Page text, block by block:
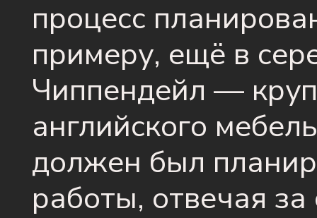
процесс
примеру, ещё в
Чиппендейл —
английского
должен был
работы, отвечая